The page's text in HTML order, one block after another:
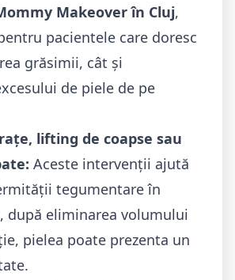
Makeover în Cluj,
pacientele care doresc
grăsimii, cât și
de piele de pe
, lifting de coapse sau
: Aceste intervenții ajută
tegumentare în
după eliminarea volumului
pielea poate prezenta un